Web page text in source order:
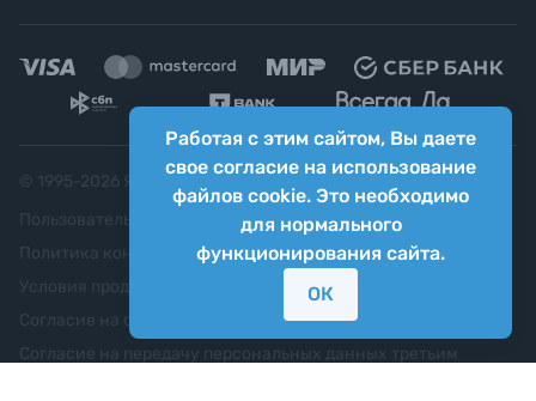
Работая с этим сайтом, Вы даете
свое согласие на использование
файлов cookie. Это необходимо
для нормального
функционирования сайта.
ОК
Яркий фотомаркет ("Яркий Мир")
Пользовательское соглашение
Политика конфиденциальности
Согласие на обработку персональных данных
Согласие на передачу персональных данных третьим